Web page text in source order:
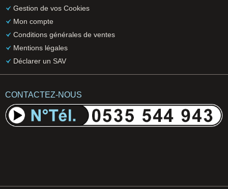
Gestion de vos Cookies
Mon compte
Conditions générales de ventes
Mentions légales
Déclarer un SAV
CONTACTEZ-NOUS